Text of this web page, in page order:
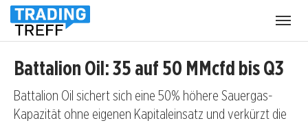
Battalion Oil: 35 auf 50 MMcfd bis Q3
Battalion Oil sichert sich eine 50% höhere Sauergas-
Kapazität ohne eigenen Kapitaleinsatz und verkürzt die